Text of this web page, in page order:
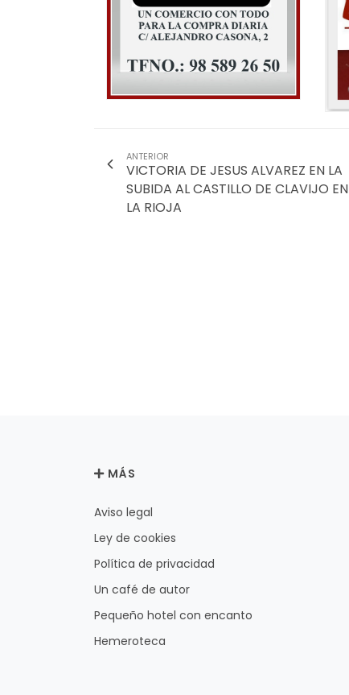
ANTERIOR
VICTORIA DE JESUS ALVAREZ EN LA
SUBIDA AL CASTILLO DE CLAVIJO EN
LA RIOJA
MÁS
Aviso legal
Ley de cookies
Política de privacidad
Un café de autor
Pequeño hotel con encanto
Hemeroteca